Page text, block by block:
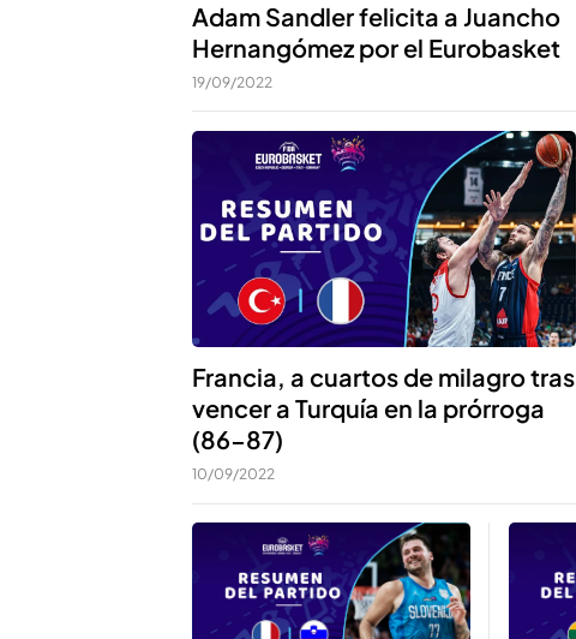
Adam Sandler felicita a Juancho
Hernangómez por el Eurobasket
19/09/2022
Francia, a cuartos de milagro tras
vencer a Turquía en la prórroga
(86-87)
10/09/2022